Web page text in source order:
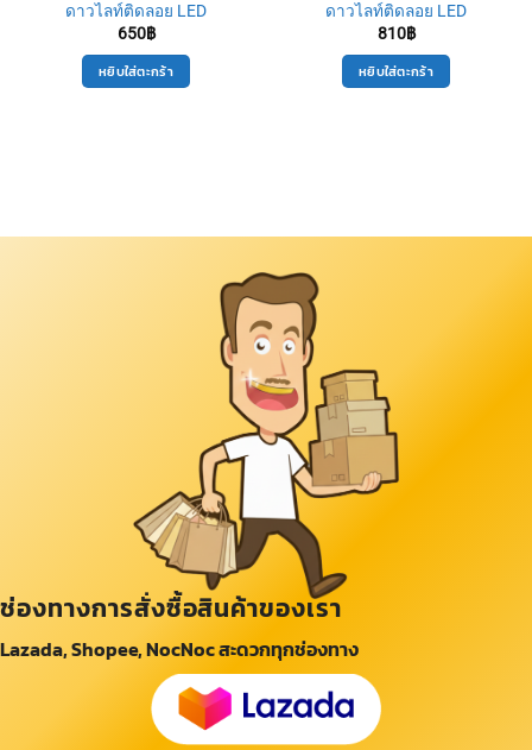
ดาวไลท์ติดลอย LED
650฿
หยิบใส่ตะกร้า
ดาวไลท์ติดลอย LED
810฿
หยิบใส่ตะกร้า
ช่องทางการสั่งซื้อสินค้าของเรา
Lazada, Shopee, NocNoc สะดวกทุกช่องทาง